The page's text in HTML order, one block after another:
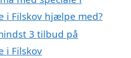
i Filskov hjælpe med?
3 tilbud på
i Filskov